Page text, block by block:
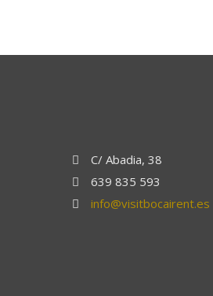
C/ Abadia, 38
639 835 593
info@visitbocairent.es